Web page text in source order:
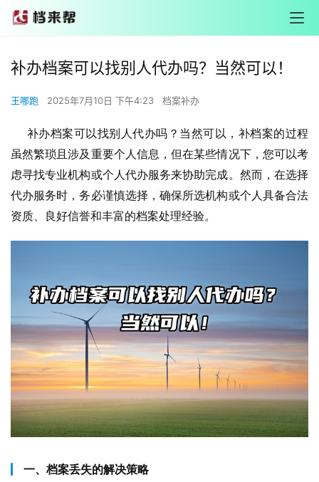
补办档案可以找别人代办吗？当然可以！
王哪跑 2025年7月10日 下午4:23 档案补办
补办档案可以找别人代办吗？当然可以，补档案的过程
虽然繁琐且涉及重要个人信息，但在某些情况下，您可以考
虑寻找专业机构或个人代办服务来协助完成。然而，在选择
代办服务时，务必谨慎选择，确保所选机构或个人具备合法
资质、良好信誉和丰富的档案处理经验。
一、档案丢失的解决策略